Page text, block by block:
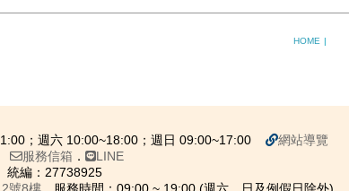
HOME |
；週六 10:00~18:00；週日 09:00~17:00
網站導覽
服務信箱 ．
LINE
統編：27738925